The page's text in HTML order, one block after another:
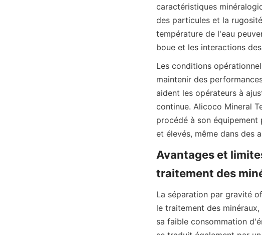
caractéristiques
des particules et la
température de l'eau
Les conditions
maintenir des
aident les opérateurs à
continue. Alicoco Mineral
procédé à son
Avantages et
La séparation par gravité
le traitement des
sa faible consommation